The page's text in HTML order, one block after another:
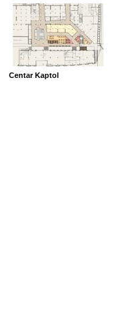
Centar Kaptol